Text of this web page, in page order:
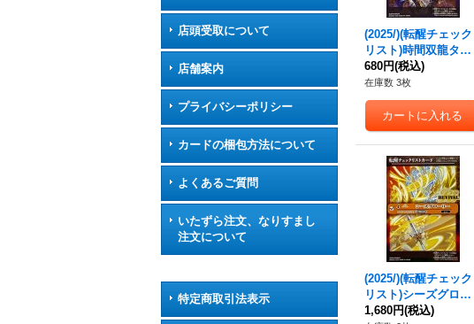
店頭受取について
店舗案内
プライバシーポリシー
カードの梱包方法について
よくあるご質問
いたずら注文、なりすまし
注文について
特定商取引法表示
(2025/)(転醒チェック
リスト)時間双龍タイ
ムラー・ダイムラー/
時空竜軍団長タイムラ
ー・ダイムラー【-】
{BSC47-RV009}
《青》
680円(税込)
在庫数 3枚
(2025/)(転醒チェック
リスト)シーズグロー
リー/天醒槍ロンゴ・
1,680円(税込)